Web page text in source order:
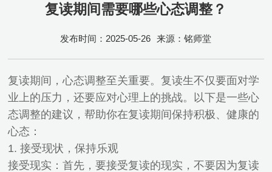
复读期间需要哪些心态调整？
发布时间：2025-05-26 来源：铭师堂
复读期间，心态调整至关重要。复读生不仅要面对学
业上的压力，还要应对心理上的挑战。以下是一些心
态调整的建议，帮助你在复读期间保持积极、健康的
心态：
1. 接受现状，保持乐观
接受现实：首先，要接受复读的现实，不要因为复读